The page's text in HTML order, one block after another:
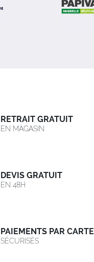
RETRAIT GRATUIT
EN MAGASIN
DEVIS GRATUIT
EN 48H
PAIEMENTS PAR CARTE
SÉCURISÉS